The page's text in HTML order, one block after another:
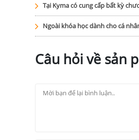
Tại Kyma có cung cấp bất kỳ
Ngoài khóa học dành cho cá
Câu hỏi về sản